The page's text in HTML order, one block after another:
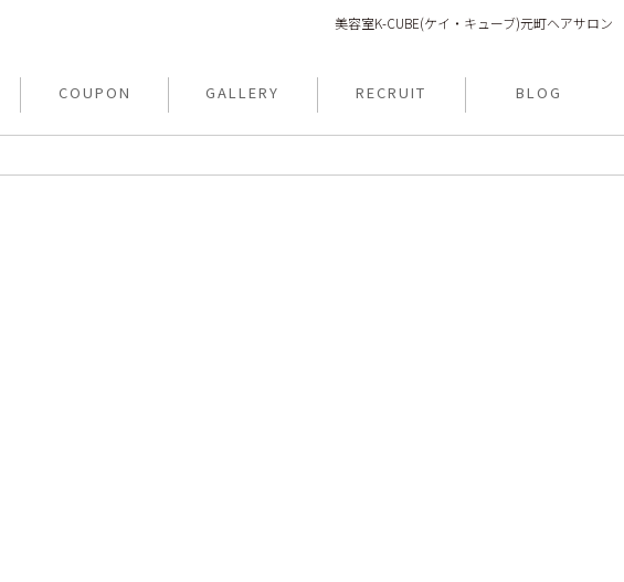
美容室K-CUBE(ケイ・キューブ)元町ヘアサロン
COUPON GALLERY RECRUIT BLOG